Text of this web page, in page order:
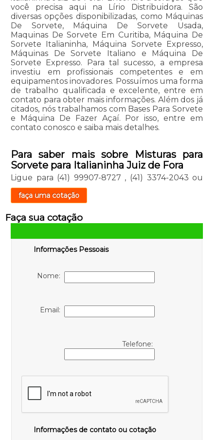
você precisa aqui na Lírio Distribuidora. São
diversas opções disponibilizadas, como Máquinas
De Sorvete, Máquina De Sorvete Usada,
Maquinas De Sorvete Em Curitiba, Máquina De
Sorvete Italianinha, Máquina Sorvete Expresso,
Máquinas De Sorvete Italiano e Máquina De
Sorvete Expresso. Para tal sucesso, a empresa
investiu em profissionais competentes e em
equipamentos inovadores. Possuímos uma forma
de trabalho qualificada e excelente, entre em
contato para obter mais informações. Além dos já
citados, nós trabalhamos com Bases Para Sorvete
e Máquina De Fazer Açaí. Por isso, entre em
contato conosco e saiba mais detalhes.
Para saber mais sobre Misturas para
Sorvete para Italianinha Juiz de Fora
Ligue para (41) 99907-8727 , (41) 3374-2043 ou
faça uma cotação
Faça sua cotação
Informações Pessoais
Nome:
Email:
Telefone:
Informações de contato ou cotação